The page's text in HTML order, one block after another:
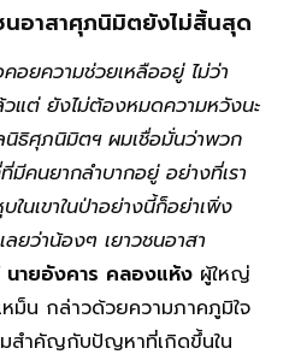
นอาสาศุภนิมิตยังไม่สิ้นสุด
อยความช่วยเหลืออยู่ ไม่ว่า
แต่ ยังไม่ต้องหมดความหวังนะ
ธิศุภนิมิตฯ ผมเชื่อมั่นว่าพวก
มีคนยากลำบากอยู่ อย่างที่เรา
นเขาในป่าอย่างนี้ก็อย่าเพิ่ง
ยว่าน้องๆ เยาวชนอาสา
นายอังคาร คลองแห้ง ผู้ใหญ่
หม็น กล่าวด้วยความภาคภูมิใจ
มสำคัญกับปัญหาที่เกิดขึ้นใน